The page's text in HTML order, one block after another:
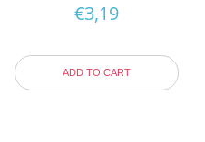
€3,19
ADD TO CART